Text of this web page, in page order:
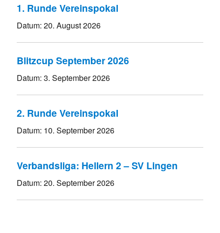
1. Runde Vereinspokal
Datum:20. August 2026
Blitzcup September 2026
Datum:3. September 2026
2. Runde Vereinspokal
Datum: 10. September 2026
Verbandsliga: Hellern 2 – SV Lingen
Datum:20. September 2026